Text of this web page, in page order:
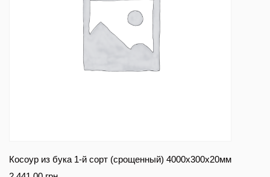
Косоур из бука 1-й сорт (срощенный) 4000x300x20мм